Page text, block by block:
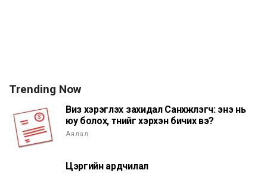
Trending Now
Виз хэрэглэх захидал Санхүүжүүлэгч: энэ нь
юу болох, түүнийг хэрхэн бичих вэ?
Аялал
Цэргийн ардчилал